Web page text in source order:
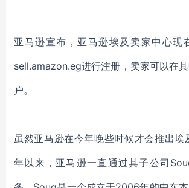
亚马逊宣布，亚马逊埃及卖家中心现
sell.amazon.eg进行注册，卖家可以在
户。
虽然亚马逊在今年晚些时候才会推出埃
年以来，亚马逊一直通过其子公司